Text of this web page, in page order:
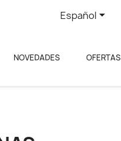
Español
OFERTAS
NOVEDADES